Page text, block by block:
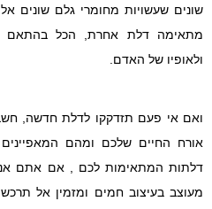
שונים שעשויות מחומרי גלם שונים
מתאימה דלת אחרת, הכל בהתאם
ולאופיו של האדם.
ואם אי פעם תזדקקו לדלת חדשה,
אורח החיים שלכם ומהם
דלתות המתאימות לכם , אם אתם
מעוצב בעיצוב חמים ומזמין אל